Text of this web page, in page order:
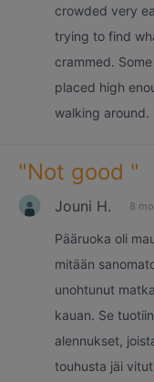
crowded very
trying to find
crammed.
placed high
walking around.
"Not good "
Jouni H. 8
Pääruoka oli
mitään
unohtunut
kauan. Se
alennukset,
touhusta jäi